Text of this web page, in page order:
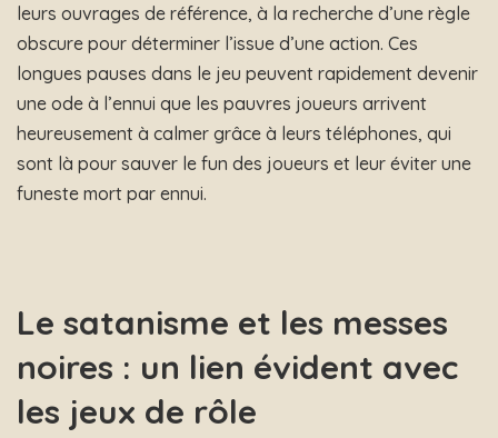
leurs ouvrages de référence, à la recherche d’une règle
obscure pour déterminer l’issue d’une action. Ces
longues pauses dans le jeu peuvent rapidement devenir
une ode à l’ennui que les pauvres joueurs arrivent
heureusement à calmer grâce à leurs téléphones, qui
sont là pour sauver le fun des joueurs et leur éviter une
funeste mort par ennui.
Le satanisme et les messes
noires : un lien évident avec
les jeux de rôle